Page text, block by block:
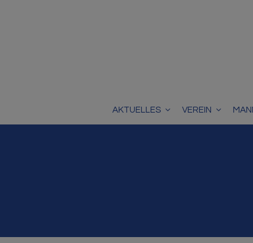
AKTUELLES VEREIN